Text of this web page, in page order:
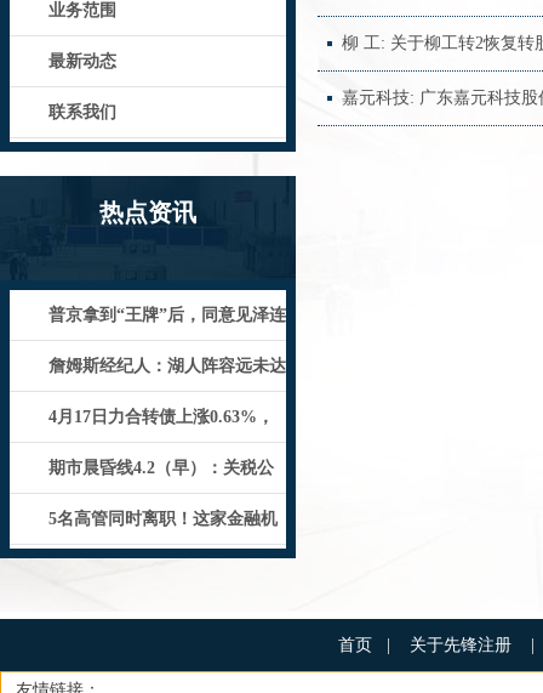
业务范围
最新动态
联系我们
热点资讯
普京拿到“王牌”后，同意见泽连
斯基一面，但有一个前提条件_俄
詹姆斯经纪人：湖人阵容远未达
到争冠水准 这不是找借口而是事实
4月17日力合转债上涨0.63%，
转股溢价率33.43%
期市晨昏线4.2（早）：关税公
布在即 美国官员的最后一次暗示
5名高管同时离职！这家金融机
柳 工: 关于柳工转2恢复转
嘉元科技: 广东嘉元科技
首页 关于先锋注册